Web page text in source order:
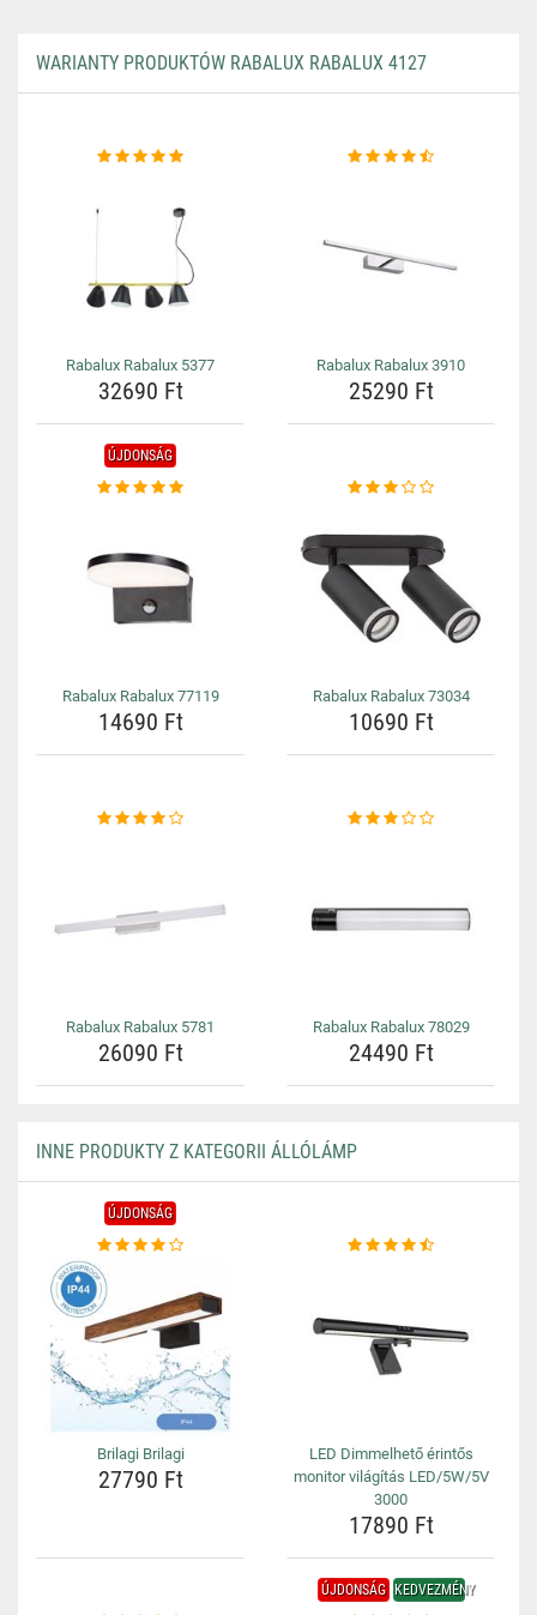
WARIANTY PRODUKTÓW RABALUX RABALUX 4127
Rabalux Rabalux 5377
32690 Ft
Rabalux Rabalux 3910
25290 Ft
ÚJDONSÁG
Rabalux Rabalux 77119
14690 Ft
Rabalux Rabalux 73034
10690 Ft
Rabalux Rabalux 5781
26090 Ft
Rabalux Rabalux 78029
24490 Ft
INNE PRODUKTY Z KATEGORII ÁLLÓLÁMP
ÚJDONSÁG
Brilagi Brilagi
27790 Ft
LED Dimmelhető érintős
monitor világítás LED/5W/5V
3000
17890 Ft
ÚJDONSÁG KEDVEZMÉNY